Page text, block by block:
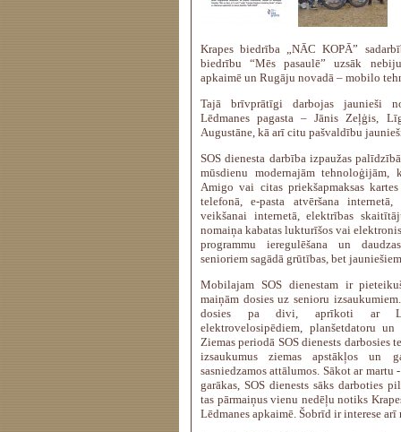
Krapes biedrība „NĀC KOPĀ”
biedrību “Mēs pasaulē” uzsāk
apkaimē un Rugāju novadā – mobilo
Tajā brīvprātīgi darbojas jaunieši
Lēdmanes pagasta – Jānis Zeļģis,
Augustāne, kā arī citu pašvaldību
SOS dienesta darbība izpaužas
mūsdienu modernajām tehnoloģijām,
Amigo vai citas priekšapmaksas
telefonā, e-pasta atvēršana
veikšanai internetā, elektrības
nomaiņa kabatas lukturīšos vai
programmu ieregulēšana un
senioriem sagādā grūtības, bet
Mobilajam SOS dienestam ir
maiņām dosies uz senioru
dosies pa divi, aprīkoti ar
elektrovelosipēdiem, planšetdatoru
Ziemas periodā SOS dienests darbosies
izsaukumus ziemas apstākļos un
sasniedzamos attālumos. Sākot ar
garākas, SOS dienests sāks darboties
tas pārmaiņus vienu nedēļu notiks
Lēdmanes apkaimē. Šobrīd ir interese arī